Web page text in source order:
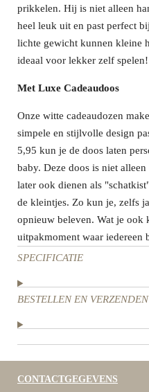
prikkelen. Hij is niet alleen
heel leuk uit en past perfect
lichte gewicht kunnen kleine
ideaal voor lekker zelf spelen!
Met Luxe Cadeaudoos
Onze witte cadeaudozen
simpele en stijlvolle design
5,95 kun je de doos laten
baby. Deze doos is niet
later ook dienen als
de kleintjes. Zo kun je, zelfs
opnieuw beleven. Wat je ook
uitpakmoment waar iedereen
SPECIFICATIE
BESTELLEN EN VERZENDEN
CONTACTGEGEVENS